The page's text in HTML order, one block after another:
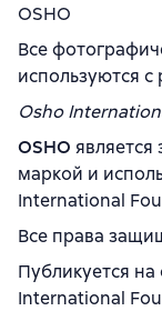
OSHO
Все
используются
Osho
OSHO является
маркой и
International
Все права
Публикуется
International